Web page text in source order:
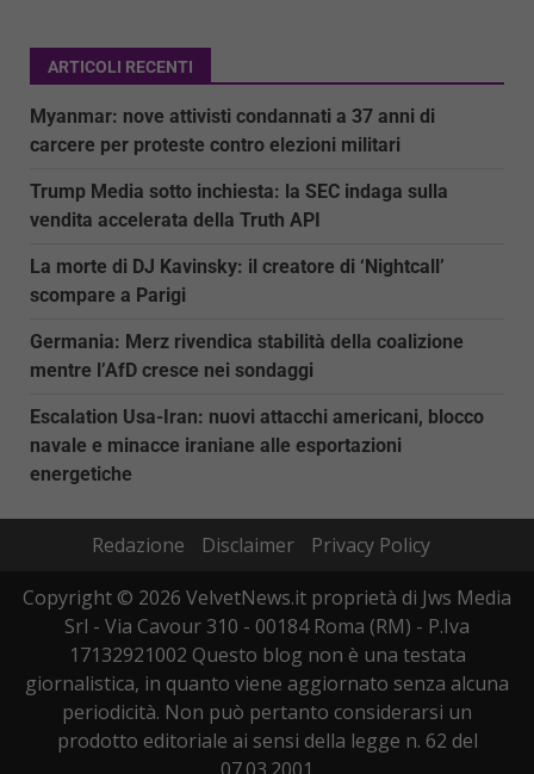
ARTICOLI RECENTI
Myanmar: nove attivisti condannati a 37 anni di
carcere per proteste contro elezioni militari
Trump Media sotto inchiesta: la SEC indaga sulla
vendita accelerata della Truth API
La morte di DJ Kavinsky: il creatore di ‘Nightcall’
scompare a Parigi
Germania: Merz rivendica stabilità della coalizione
mentre l’AfD cresce nei sondaggi
Escalation Usa-Iran: nuovi attacchi americani, blocco
navale e minacce iraniane alle esportazioni
energetiche
Redazione Disclaimer
Privacy Policy
Copyright © 2026 VelvetNews.it proprietà di Jws Media
Srl - Via Cavour 310 - 00184 Roma (RM) - P.Iva
17132921002 Questo blog non è una testata
giornalistica, in quanto viene aggiornato senza alcuna
periodicità. Non può pertanto considerarsi un
prodotto editoriale ai sensi della legge n. 62 del